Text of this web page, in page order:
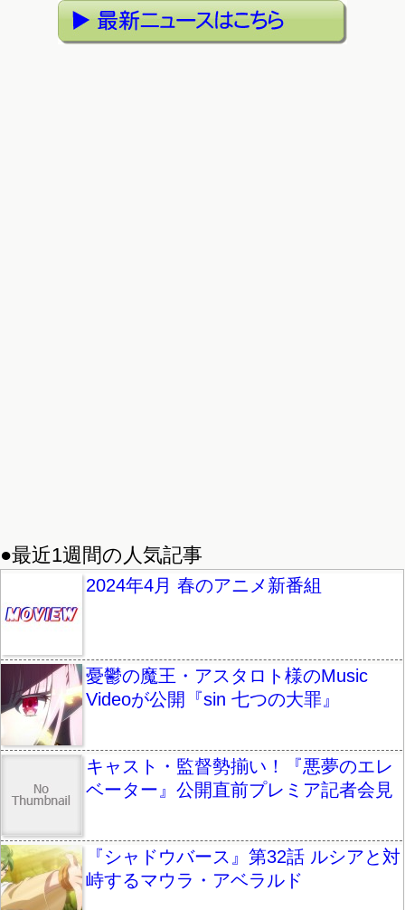
●最近1週間の人気記事
2024年4月 春のアニメ新番組
憂鬱の魔王・アスタロト様のMusic
Videoが公開『sin 七つの大罪』
キャスト・監督勢揃い！『悪夢のエレ
ベーター』公開直前プレミア記者会見
『シャドウバース』第32話 ルシアと対
峙するマウラ・アベラルド